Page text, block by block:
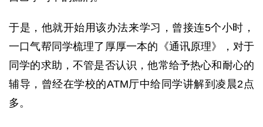
于是，他就开始用该办法来学习，曾接连5个小时，
一口气帮同学梳理了厚厚一本的《通讯原理》，对于
同学的求助，不管是否认识，他常给予热心和耐心的
辅导，曾经在学校的ATM厅中给同学讲解到凌晨2点
多。